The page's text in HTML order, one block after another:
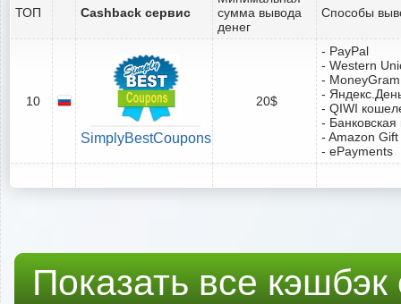
ТОП Cashback сервис
сумма вывода
денег
Способы
10
SimplyBestCoupons
20$
- PayPal
- Western
- MoneyGram
-
- QIWI
-
- Amazon
- ePayments
Показать все